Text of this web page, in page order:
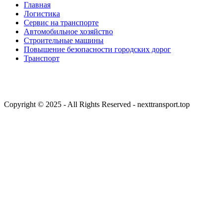
Главная
Логистика
Сервис на транспорте
Автомобильное хозяйство
Строительные машины
Повышение безопасности городских дорог
Транспорт
Copyright © 2025 - All Rights Reserved - nexttransport.top